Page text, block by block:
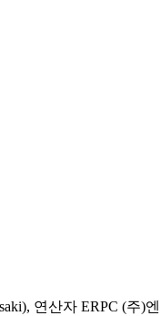
연산자 ERPC (주